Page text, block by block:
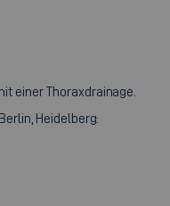
einer Thoraxdrainage.
Heidelberg: